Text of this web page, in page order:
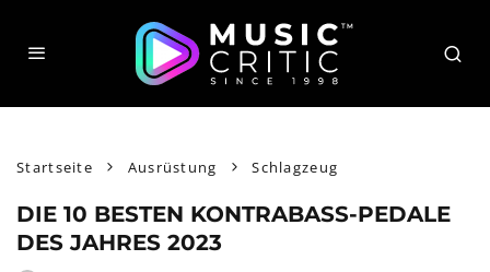
Startseite Ausrüstung Schlagzeug
DIE 10 BESTEN KONTRABASS-PEDALE
DES JAHRES 2023